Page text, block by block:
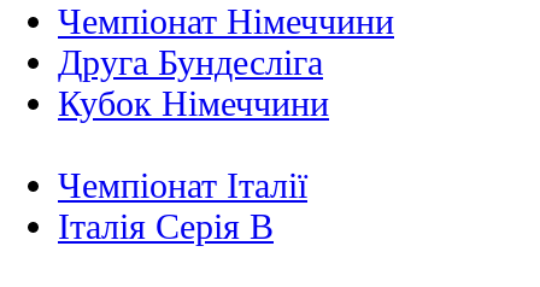
Чемпіонат Німеччини
Друга Бундесліга
Кубок Німеччини
Чемпіонат Італії
Італія Серія B